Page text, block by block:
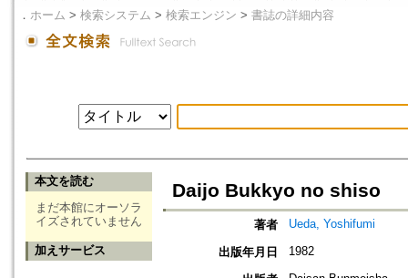
． ホーム > 検索システム > 検索エンジン > 書誌の詳細内容
本文を読む
まだ本館にオーソラ
イズされていません
加えサービス
Daijo Bukkyo no shiso
著者 Ueda, Yoshifumi
出版年月日 1982